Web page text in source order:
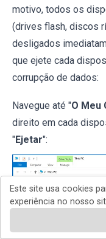
motivo, todos os
(drives flash, discos
desligados
que ejete cada
corrupção de dados:
Navegue até "O Meu
direito em cada
"Ejetar":
Este site usa cookies
experiência no nosso